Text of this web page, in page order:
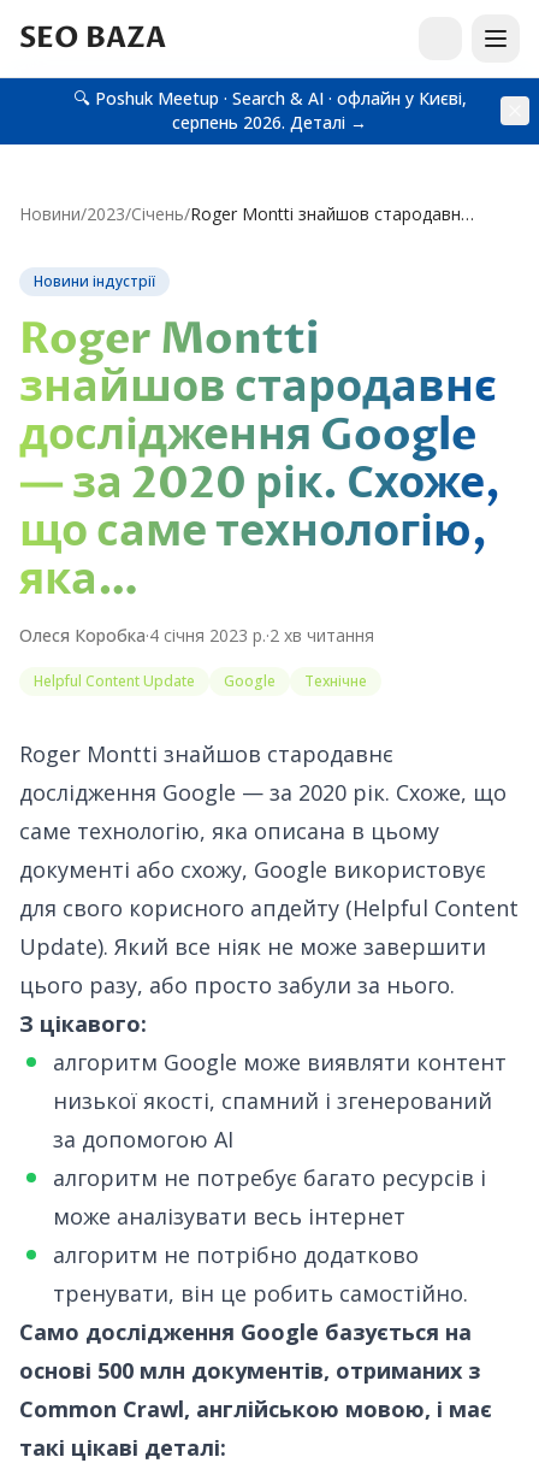
SEO BAZA
🔍 Poshuk Meetup · Search & AI · офлайн у Києві,
серпень 2026. Деталі →
Новини/2023/Січень/ Roger Montti знайшов стародавнє дослідження Google — за 2020 рік. Схоже, що саме технологію, яка…
Новини індустрії
Roger Montti
знайшов стародавнє
дослідження Google
— за 2020 рік. Схоже,
що саме технологію,
яка…
Олеся Коробка·4 січня 2023 р.·2 хв читання
Helpful Content Update Google Технічне
Roger Montti знайшов стародавнє
дослідження Google — за 2020 рік. Схоже, що
саме технологію, яка описана в цьому
документі або схожу, Google використовує
для свого корисного апдейту (Helpful Content
Update). Який все ніяк не може завершити
цього разу, або просто забули за нього.
З цікавого:
алгоритм Google може виявляти контент
низької якості, спамний і згенерований
за допомогою AI
алгоритм не потребує багато ресурсів і
може аналізувати весь інтернет
алгоритм не потрібно додатково
тренувати, він це робить самостійно.
Само дослідження Google базується на
основі 500 млн документів, отриманих з
Common Crawl, англійською мовою, і має
такі цікаві деталі: